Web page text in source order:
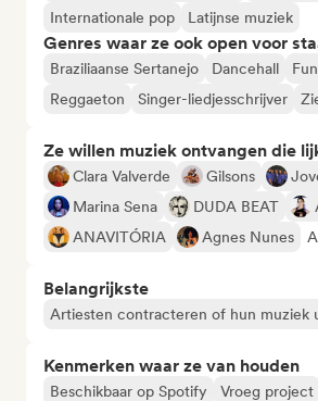
Internationale pop
Latijnse muziek
Genres waar ze ook open voor
Braziliaanse Sertanejo Dancehall
Reggaeton
Singer-liedjesschrijver
Ze willen muziek ontvangen die
Clara Valverde Gilsons
Marina Sena
DUDA BEAT
ANAVITÓRIA
Agnes Nunes
Belangrijkste
Artiesten contracteren of hun muziek
Kenmerken waar ze van houden
Beschikbaar op Spotify
Vroeg project